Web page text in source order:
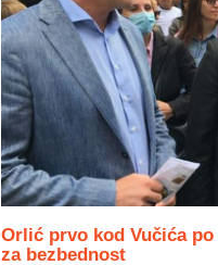
Orlić prvo kod Vučića
za bezbednost